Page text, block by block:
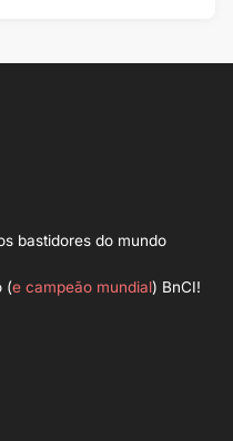
bastidores do mundo
(e campeão mundial) BnCI!